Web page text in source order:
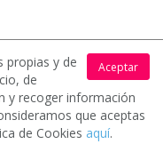
Aceptar
propias y de
de
y recoger información
que aceptas
de Cookies aquí.